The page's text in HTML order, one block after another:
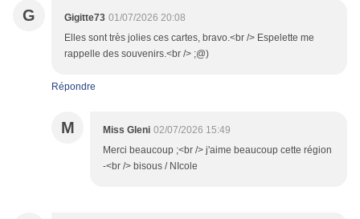
G Gigitte73 01/07/2026 20:08
Elles sont très jolies ces cartes, bravo.<br /> Espelette me
rappelle des souvenirs.<br /> ;@)
Répondre
M Miss Gleni 02/07/2026 15:49
Merci beaucoup ;<br /> j'aime beaucoup cette région
-<br /> bisous / NIcole